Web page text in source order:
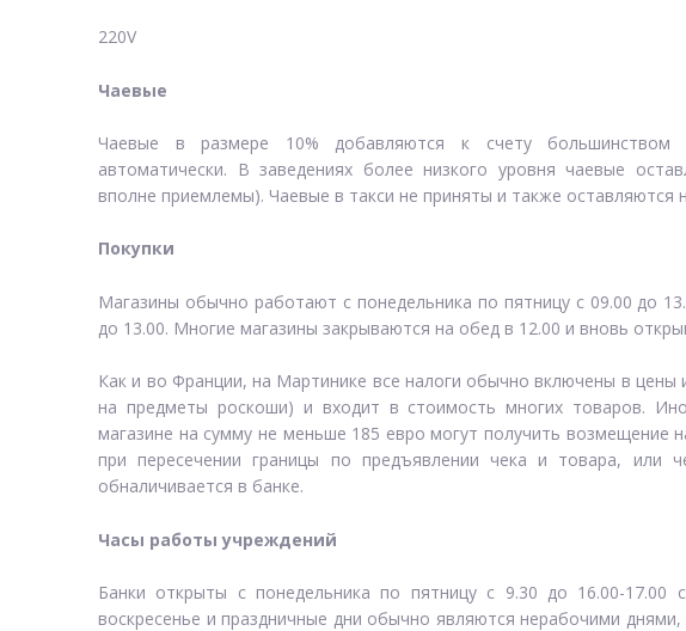
220V
Чаевые
Чаевые в размере 10% добавляются к счету большинством
автоматически. В заведениях более низкого уровня чаевые
вполне приемлемы). Чаевые в такси не приняты и также оставляются
Покупки
Магазины обычно работают с понедельника по пятницу с 09.00 до
до 13.00. Многие магазины закрываются на обед в 12.00 и вновь
Как и во Франции, на Мартинике все налоги обычно включены в цены
на предметы роскоши) и входит в стоимость многих товаров.
магазине на сумму не меньше 185 евро могут получить возмещение
при пересечении границы по предъявлении чека и товара, или
обналичивается в банке.
Часы работы учреждений
Банки открыты с понедельника по пятницу с 9.30 до 16.00-
воскресенье и праздничные дни обычно являются нерабочими